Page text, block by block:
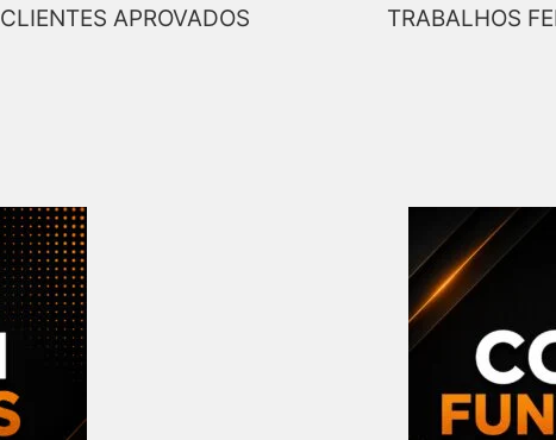
CLIENTES APROVADOS TRABALHOS